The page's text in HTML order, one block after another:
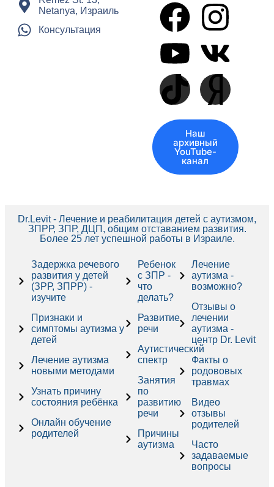
Netanya, Израиль
Консультация
Наш
архивный
YouTube-
канал
Dr.Levit - Лечение и реабилитация детей с аутизмом,
ЗПРР, ЗПР, ДЦП, общим отставанием развития.
Более 25 лет успешной работы в Израиле.
Задержка речевого
развития у детей
(ЗРР, ЗПРР) -
изучите
Признаки и
симптомы аутизма у
детей
Лечение аутизма
новыми методами
Узнать причину
состояния ребёнка
Онлайн обучение
родителей
Ребенок
с ЗПР -
что
делать?
Развитие
речи
Аутистический
спектр
Занятия
по
развитию
речи
Причины
аутизма
Лечение
аутизма -
возможно?
Отзывы о
лечении
аутизма -
центр Dr. Levit
Факты о
родововых
травмах
Видео
отзывы
родителей
Часто
задаваемые
вопросы